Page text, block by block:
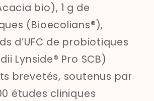
bio), 1 g de
(Bioecolians®),
d’UFC de probiotiques
Lynside® Pro SCB)
brevetés, soutenus par
études cliniques